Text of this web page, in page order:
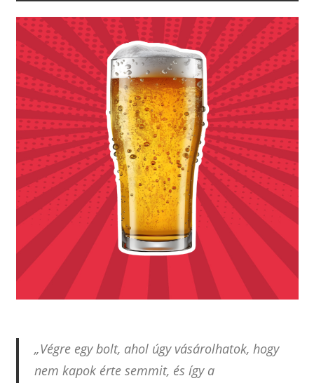
„Végre egy bolt, ahol úgy vásárolhatok, hogy
nem kapok érte semmit, és így a